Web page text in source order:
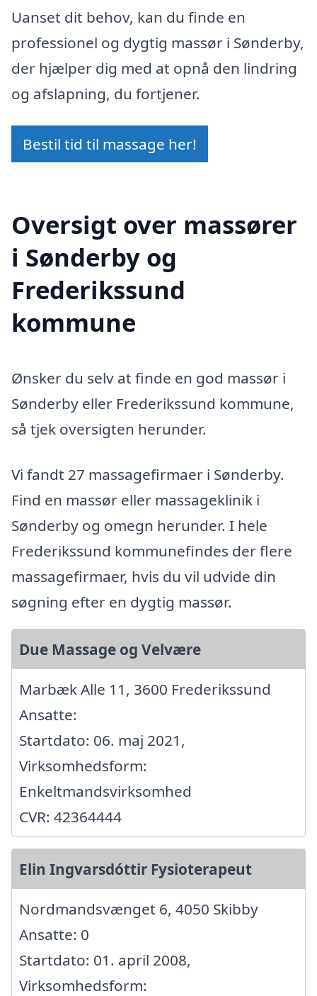
Uanset dit behov, kan du finde en
professionel og dygtig massør i Sønderby,
der hjælper dig med at opnå den lindring
og afslapning, du fortjener.
Bestil tid til massage her!
Oversigt over massører
i Sønderby og
Frederikssund
kommune
Ønsker du selv at finde en god massør i
Sønderby eller Frederikssund kommune,
så tjek oversigten herunder.
Vi fandt 27 massagefirmaer i Sønderby.
Find en massør eller massageklinik i
Sønderby og omegn herunder. I hele
Frederikssund kommunefindes der flere
massagefirmaer, hvis du vil udvide din
søgning efter en dygtig massør.
Due Massage og Velvære
Marbæk Alle 11, 3600 Frederikssund
Ansatte:
Startdato: 06. maj 2021,
Virksomhedsform:
Enkeltmandsvirksomhed
CVR: 42364444
Elin Ingvarsdóttir Fysioterapeut
Nordmandsvænget 6, 4050 Skibby
Ansatte: 0
Startdato: 01. april 2008,
Virksomhedsform: